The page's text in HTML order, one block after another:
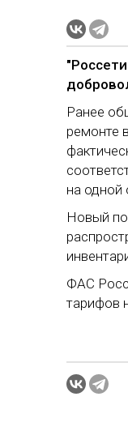
Ранее
ремонте
на одной
Новый
ФАС
тарифов